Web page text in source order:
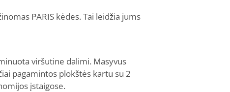
PARIS kėdes. Tai leidžia jums
viršutine dalimi. Masyvus
pagamintos plokštės kartu su 2
įstaigose.